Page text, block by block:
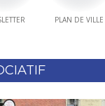
PLAN DE VILLE